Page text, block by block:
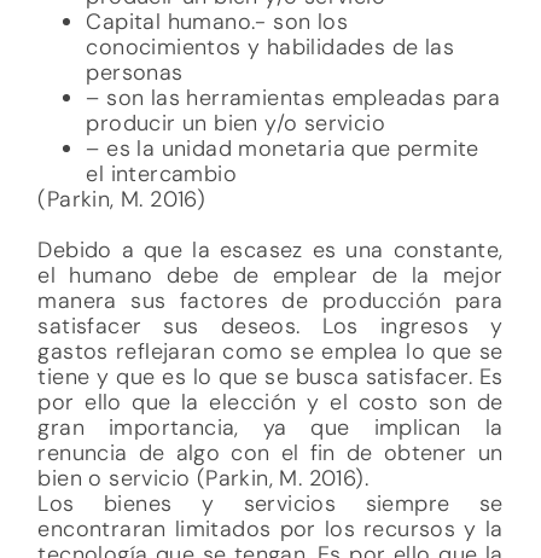
Debido a que la escasez es una constante,
el humano debe de emplear de la mejor
manera sus factores de producción para
satisfacer sus deseos. Los ingresos y
gastos reflejaran como se emplea lo que se
tiene y que es lo que se busca satisfacer. Es
por ello que la elección y el costo son de
gran importancia, ya que implican la
renuncia de algo con el fin de obtener un
bien o servicio (Parkin, M. 2016).
Los bienes y servicios siempre se
encontraran limitados por los recursos y la
tecnología que se tengan. Es por ello que la
frontera de posibilidades de producción,
nos permitirá saber el alcance de la
inversión y la producción de un bien y/o
servicio (Parkin, M. 2016). Gracias a este
último punto es que se puede obtener una
eficiencia de producción (beneficio) y
asignación (costo). Pero antes de continuar
es importante recordar que los deseos
reflejaran preferencias, las cuales se verán